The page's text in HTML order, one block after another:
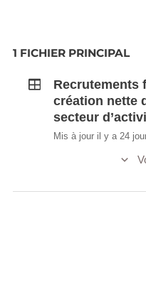
1 FICHIER PRINCIPAL
Recrutements
création nette
secteur
Mis à jour il y a 24